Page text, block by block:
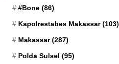
#Bone (86)
Kapolrestabes Makassar(103)
Makassar(287)
Polda Sulsel (95)